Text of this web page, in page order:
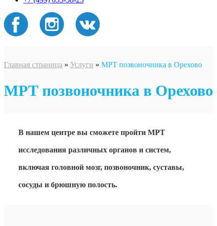
Главная страница » Услуги » МРТ позвоночника в Орехово
МРТ позвоночника в Орехово
В нашем центре вы сможете пройти МРТ
исследования различных органов и систем,
включая головной мозг, позвоночник, суставы,
сосуды и брюшную полость.